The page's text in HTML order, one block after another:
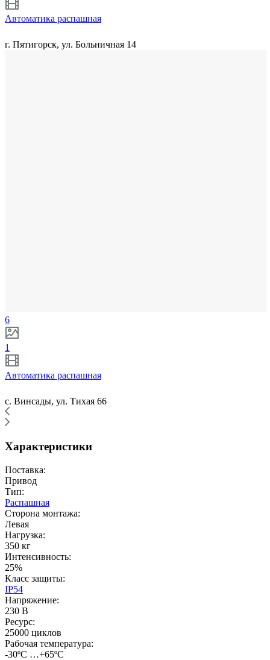
Автоматика распашная
г. Пятигорск, ул. Больничная 14
6
1
Автоматика распашная
с. Винсады, ул. Тихая 66
Характеристики
Поставка:
Привод
Тип:
Распашная
Сторона монтажа:
Левая
Нагрузка:
350 кг
Интенсивность:
25%
Класс защиты:
IP54
Напряжение:
230 В
Ресурс:
25000 циклов
Рабочая температура:
-30ºС …+65ºС